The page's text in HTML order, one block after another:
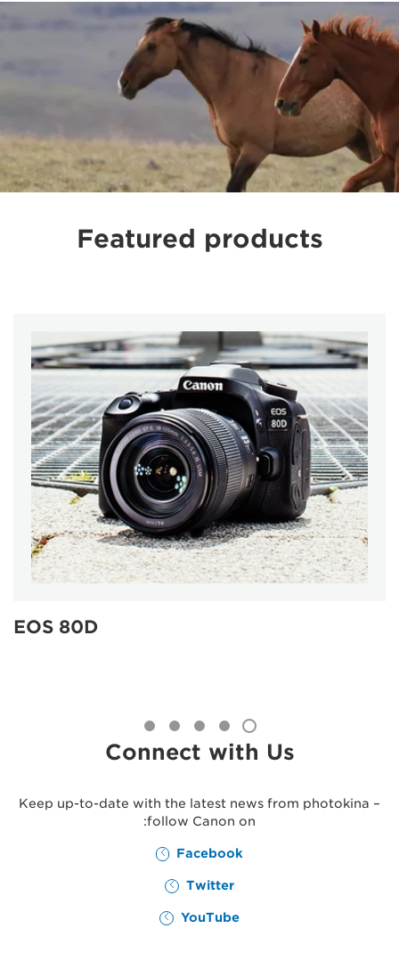
Featured products
EOS 80D
Connect with Us
Keep up-to-date with the latest news from photokina –
follow Canon on:
Facebook
Twitter
YouTube